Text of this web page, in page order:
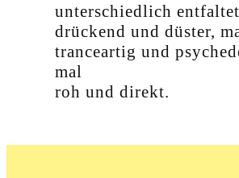
unterschiedlich
drückend und düster,
tranceartig und
mal
roh und direkt.